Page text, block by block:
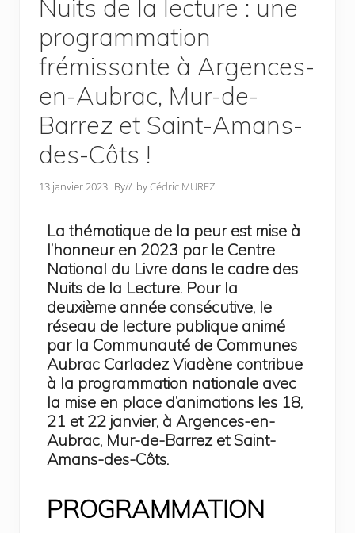
Nuits de la lecture : une
programmation
frémissante à Argences-
en-Aubrac, Mur-de-
Barrez et Saint-Amans-
des-Côts !
13 janvier 2023 By// byCédric MUREZ
La thématique de la peur est mise à
l’honneur en 2023 par le Centre
National du Livre dans le cadre des
Nuits de la Lecture. Pour la
deuxième année consécutive, le
réseau de lecture publique animé
par la Communauté de Communes
Aubrac Carladez Viadène contribue
à la programmation nationale avec
la mise en place d’animations les 18,
21 et 22 janvier, à Argences-en-
Aubrac, Mur-de-Barrez et Saint-
Amans-des-Côts.
PROGRAMMATION